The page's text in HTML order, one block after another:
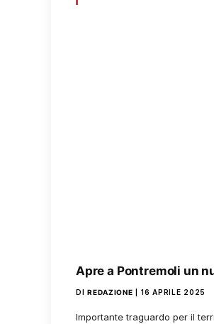
Apre a Pontremoli un
DI REDAZIONE 16 APRILE 2025
Importante traguardo per il